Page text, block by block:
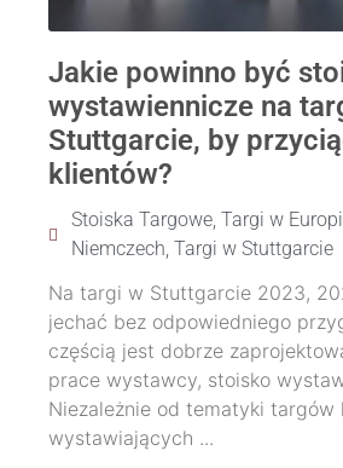
Jakie powinno być
wystawiennicze na
Stuttgarcie, by
klientów?
Stoiska Targowe, Targi w
Niemczech, Targi w Stuttgarcie
Na targi w Stuttgarcie 2023,
jechać bez odpowiedniego
częścią jest dobrze
prace wystawcy, stoisko
Niezależnie od tematyki targów
wystawiających ...